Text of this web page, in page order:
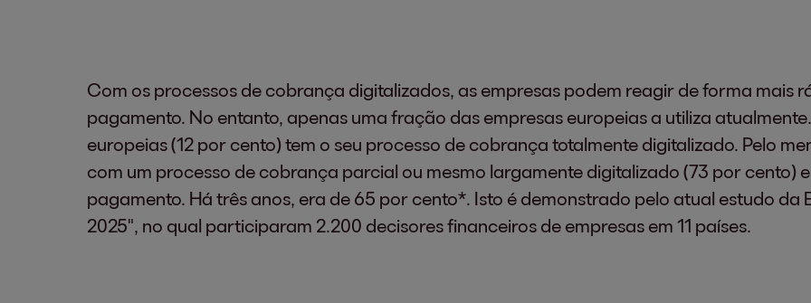
Com os processos de cobrança digitalizados, as empresas podem reagir de forma mais
pagamento. No entanto, apenas uma fração das empresas europeias a utiliza
europeias (12 por cento) tem o seu processo de cobrança totalmente digitalizado. Pelo
com um processo de cobrança parcial ou mesmo largamente digitalizado (73 por cento)
pagamento. Há três anos, era de 65 por cento*. Isto é demonstrado pelo atual estudo da
2025", no qual participaram 2.200 decisores financeiros de empresas em 11 países.